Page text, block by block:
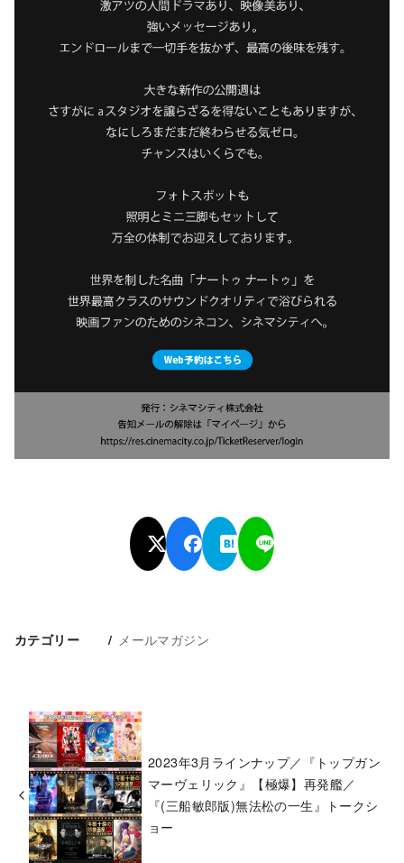
カテゴリー メールマガジン
2023年3月ラインナップ／『トップガン
マーヴェリック』【極爆】再発艦／
『(三船敏郎版)無法松の一生』トークシ
ョー